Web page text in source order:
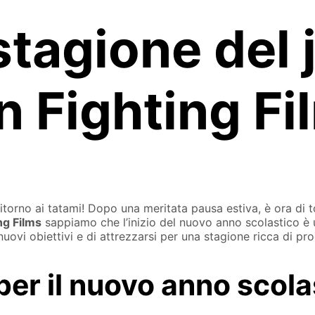
del
Fighting
ai tatami! Dopo una meritata pausa estiva, è ora
Films sappiamo che l’inizio del nuovo anno scolastico
obiettivi e di attrezzarsi per una stagione ricca di
il nuovo anno